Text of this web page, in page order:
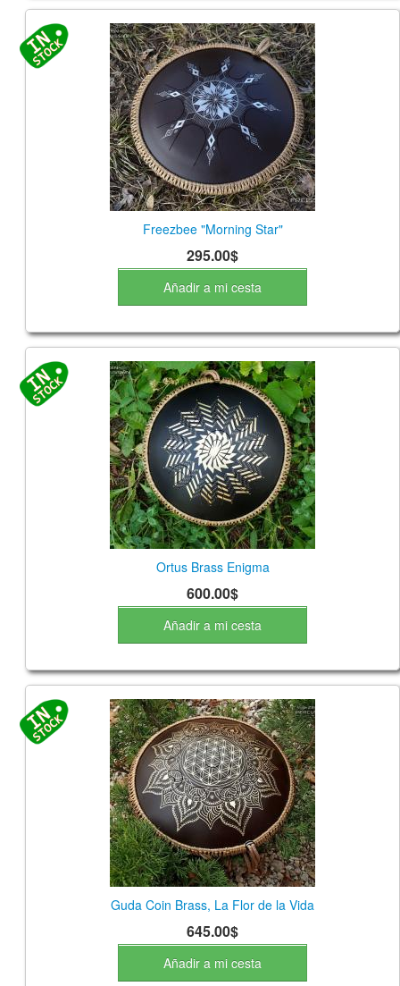
Freezbee "Morning Star"
295.00$
Añadir a mi cesta
Ortus Brass Enigma
600.00$
Añadir a mi cesta
Guda Coin Brass, La Flor de la Vida
645.00$
Añadir a mi cesta